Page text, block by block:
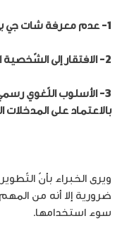
1- عدم معرفة شات جي بي تي بالأخبار الجارية.
2- الافتقار إلى الشّخصية البشرية.
3- الأسلوب اللّغوي
بالاعتماد على المدخلات
ويرى الخبراء بأنّ
ضرورية إلا أنه من
سوء استخدامها.